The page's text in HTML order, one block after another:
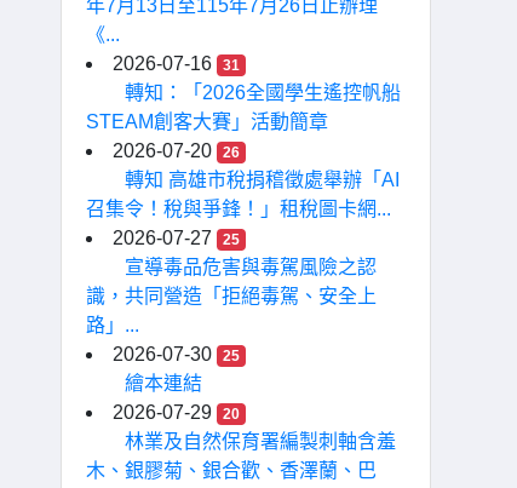
年7月13日至115年7月26日止辦理
《...
2026-07-16
31
轉知：「2026全國學生遙控帆船
STEAM創客大賽」活動簡章
2026-07-20
26
轉知 高雄市稅捐稽徵處舉辦「AI
召集令！稅與爭鋒！」租稅圖卡網...
2026-07-27
25
宣導毒品危害與毒駕風險之認
識，共同營造「拒絕毒駕、安全上
路」...
2026-07-30
25
繪本連結
2026-07-29
20
林業及自然保育署編製刺軸含羞
木、銀膠菊、銀合歡、香澤蘭、巴